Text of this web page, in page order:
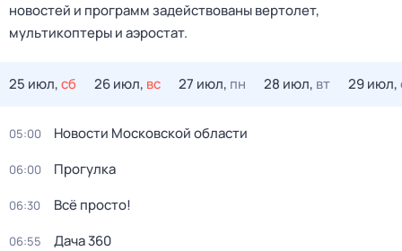
новостей и программ задействованы вертолет,
мультикоптеры и аэростат.
25 июл,сб 26 июл, вс 27 июл, пн 28 июл, вт 29 июл,
05:00 Новости Московской области
06:00 Прогулка
06:30 Всё просто!
06:55 Дача 360